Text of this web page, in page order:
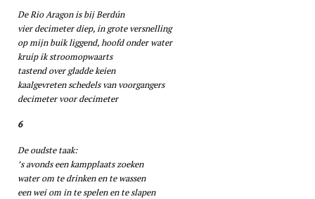
De Rio Aragon is bij Berdún
vier decimeter diep, in grote versnelling
op mijn buik liggend, hoofd onder water
kruip ik stroomopwaarts
tastend over gladde keien
kaalgevreten schedels van voorgangers
decimeter voor decimeter
6
De oudste taak:
’s avonds een kampplaats zoeken
water om te drinken en te wassen
een wei om in te spelen en te slapen